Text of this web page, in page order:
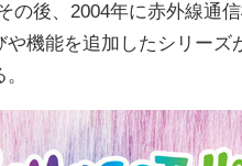
の後、2004年に赤外線通
や機能を追加したシリー